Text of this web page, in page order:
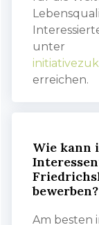
unter
erreichen.
Wie kann
bewerben?
Am besten